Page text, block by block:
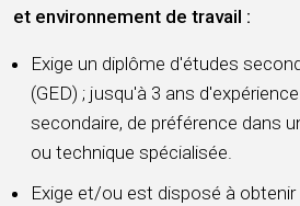
et environnement de travail :
Exige un diplôme d'études
(GED) ; jusqu'à 3 ans
secondaire, de préférence dans
ou technique spécialisée.
Exige et/ou est disposé à